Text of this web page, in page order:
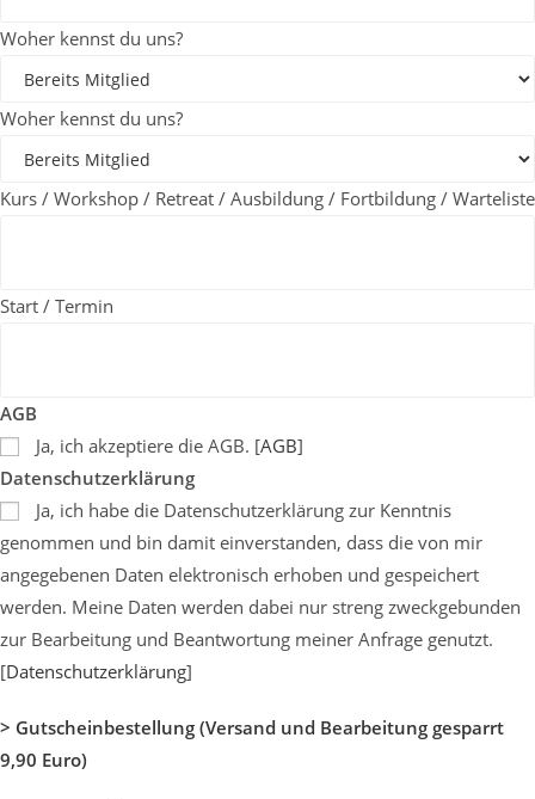
Woher kennst du uns?
Woher kennst du uns?
Kurs / Workshop / Retreat / Ausbildung / Fortbildung / Warteliste
Start / Termin
AGB
Ja, ich akzeptiere die AGB. [AGB]
Datenschutzerklärung
Ja, ich habe die Datenschutzerklärung zur Kenntnis
genommen und bin damit einverstanden, dass die von mir
angegebenen Daten elektronisch erhoben und gespeichert
werden. Meine Daten werden dabei nur streng zweckgebunden
zur Bearbeitung und Beantwortung meiner Anfrage genutzt.
[Datenschutzerklärung]
> Gutscheinbestellung (Versand und Bearbeitung gesparrt
9,90 Euro)